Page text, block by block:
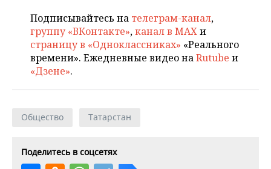
Подписывайтесь на телеграм-канал,
группу «ВКонтакте»,канал в MAXи
страницу в «Одноклассниках» «Реального
времени». Ежедневные видео наRutube и
«Дзене».
Общество Татарстан
Поделитесь в соцсетях